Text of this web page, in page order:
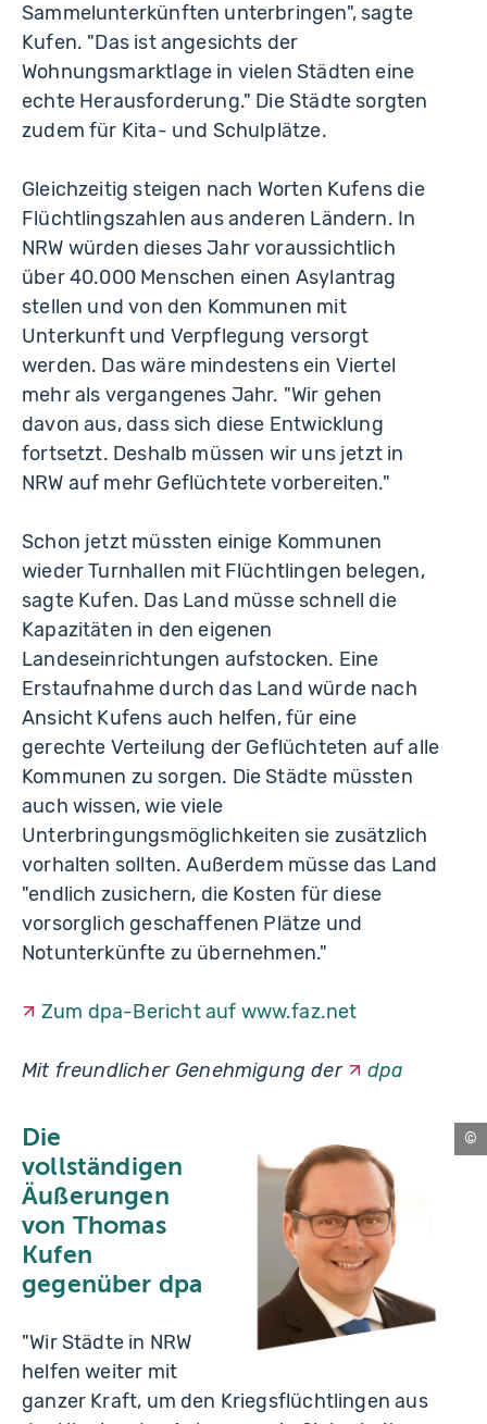
Sammelunterkünften unterbringen", sagte
Kufen. "Das ist angesichts der
Wohnungsmarktlage in vielen Städten eine
echte Herausforderung." Die Städte sorgten
zudem für Kita- und Schulplätze.
Gleichzeitig steigen nach Worten Kufens die
Flüchtlingszahlen aus anderen Ländern. In
NRW würden dieses Jahr voraussichtlich
über 40.000 Menschen einen Asylantrag
stellen und von den Kommunen mit
Unterkunft und Verpflegung versorgt
werden. Das wäre mindestens ein Viertel
mehr als vergangenes Jahr. "Wir gehen
davon aus, dass sich diese Entwicklung
fortsetzt. Deshalb müssen wir uns jetzt in
NRW auf mehr Geflüchtete vorbereiten."
Schon jetzt müssten einige Kommunen
wieder Turnhallen mit Flüchtlingen belegen,
sagte Kufen. Das Land müsse schnell die
Kapazitäten in den eigenen
Landeseinrichtungen aufstocken. Eine
Erstaufnahme durch das Land würde nach
Ansicht Kufens auch helfen, für eine
gerechte Verteilung der Geflüchteten auf alle
Kommunen zu sorgen. Die Städte müssten
auch wissen, wie viele
Unterbringungsmöglichkeiten sie zusätzlich
vorhalten sollten. Außerdem müsse das Land
"endlich zusichern, die Kosten für diese
vorsorglich geschaffenen Plätze und
Notunterkünfte zu übernehmen."
Zum dpa-Bericht auf www.faz.net
Mit freundlicher Genehmigung der dpa
Die
vollständigen
Äußerungen
von Thomas
Kufen
gegenüber dpa
"Wir Städte in NRW
helfen weiter mit
ganzer Kraft, um den Kriegsflüchtlingen aus